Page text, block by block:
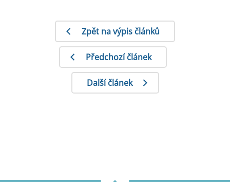
Zpět na výpis článků
Předchozí článek
Další článek